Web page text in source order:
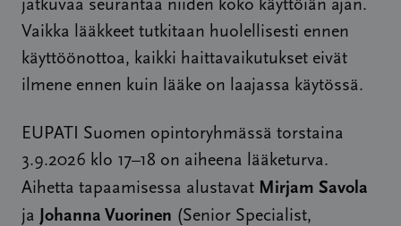
jatkuvaa seurantaa niiden koko käyttöiän ajan.
Vaikka lääkkeet tutkitaan huolellisesti ennen
käyttöönottoa, kaikki haittavaikutukset eivät
ilmene ennen kuin lääke on laajassa käytössä.
EUPATI Suomen opintoryhmässä torstaina
3.9.2026 klo 17–18 on aiheena lääketurva.
Aihetta tapaamisessa alustavat Mirjam Savola
ja Johanna Vuorinen (Senior Specialist,